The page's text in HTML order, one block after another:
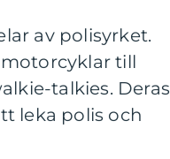
av polisyrket.
till
talkies. Deras
leka polis och